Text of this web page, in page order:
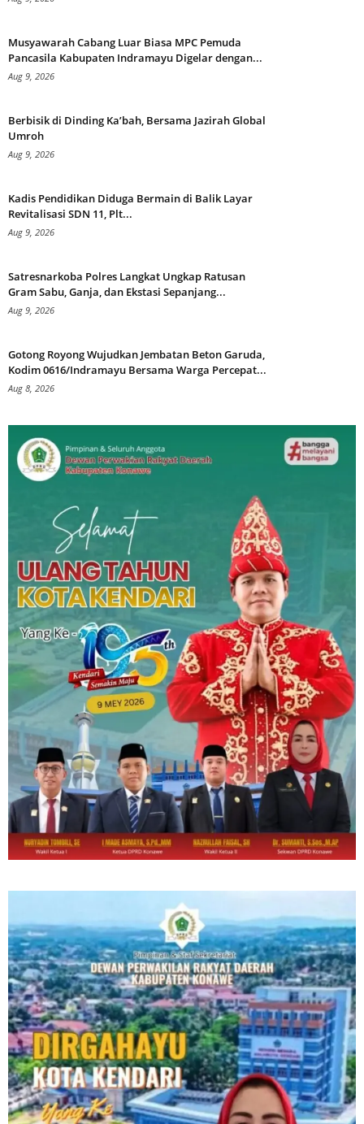
Musyawarah Cabang Luar Biasa MPC Pemuda
Pancasila Kabupaten Indramayu Digelar dengan...
Aug 9, 2026
Berbisik di Dinding Ka’bah, Bersama Jazirah Global
Umroh
Aug 9, 2026
Kadis Pendidikan Diduga Bermain di Balik Layar
Revitalisasi SDN 11, Plt...
Aug 9, 2026
Satresnarkoba Polres Langkat Ungkap Ratusan
Gram Sabu, Ganja, dan Ekstasi Sepanjang...
Aug 9, 2026
Gotong Royong Wujudkan Jembatan Beton Garuda,
Kodim 0616/Indramayu Bersama Warga Percepat...
Aug 8, 2026